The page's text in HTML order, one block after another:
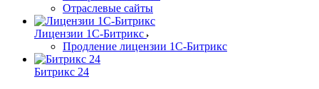
Отраслевые сайты
Лицензии 1С-Битрикс
Продление лицензии 1С-Битрикс
Битрикс 24